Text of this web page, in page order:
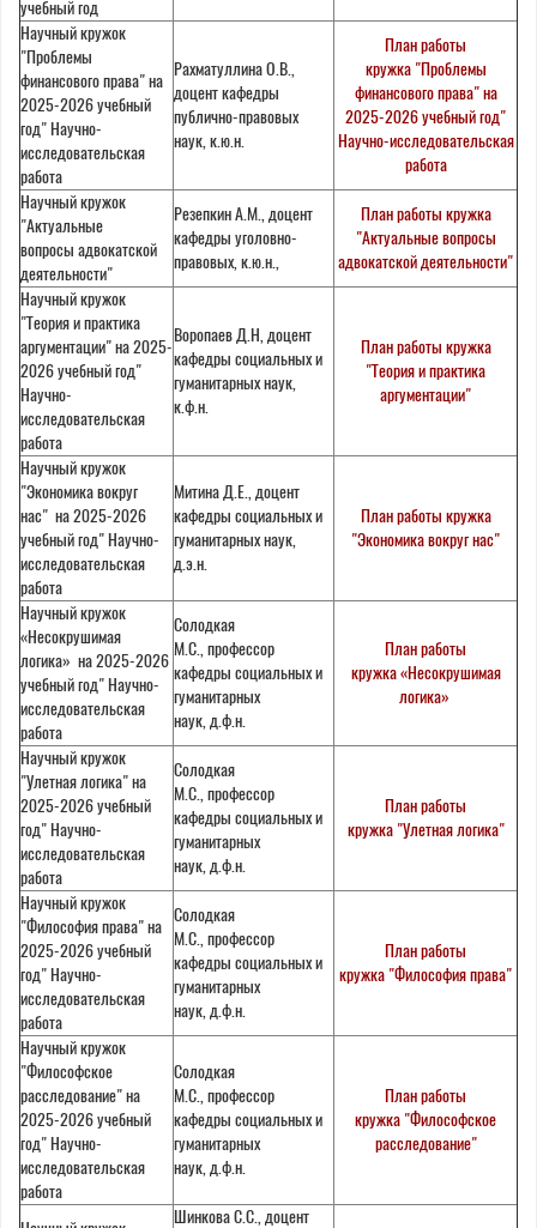
учебный год
Научный кружок
"Проблемы
финансового права" на
2025-2026 учебный
год" Научно-
исследовательская
работа
Рахматуллина О.В.,
доцент кафедры
публично-правовых
наук, к.ю.н.
План работы
кружка "Проблемы
финансового права" на
2025-2026 учебный год"
Научно-исследовательская
работа
Научный кружок
"Актуальные
вопросы адвокатской
деятельности"
Резепкин А.М., доцент
кафедры уголовно-
правовых, к.ю.н.,
План работы кружка
"Актуальные вопросы
адвокатской деятельности"
Научный кружок
"Теория и практика
аргументации" на 2025-
2026 учебный год"
Научно-
исследовательская
работа
Воропаев Д.Н, доцент
кафедры социальных и
гуманитарных наук,
к.ф.н.
План работы кружка
"Теория и практика
аргументации"
Научный кружок
"Экономика вокруг
нас" на 2025-2026
учебный год" Научно-
исследовательская
работа
Митина Д.Е., доцент
кафедры социальных и
гуманитарных наук,
д.э.н.
План работы кружка
"Экономика вокруг нас"
Научный кружок
«Несокрушимая
логика» на 2025-2026
учебный год" Научно-
исследовательская
работа
Солодкая
М.С., профессор
кафедры социальных и
гуманитарных
наук, д.ф.н.
План работы
кружка «Несокрушимая
логика»
Научный кружок
"Улетная логика" на
2025-2026 учебный
год" Научно-
исследовательская
работа
Солодкая
М.С., профессор
кафедры социальных и
гуманитарных
наук, д.ф.н.
План работы
кружка "Улетная логика"
Научный кружок
"Философия права" на
2025-2026 учебный
год" Научно-
исследовательская
работа
Солодкая
М.С., профессор
кафедры социальных и
гуманитарных
наук, д.ф.н.
План работы
кружка "Философия права"
Научный кружок
"Философское
расследование" на
2025-2026 учебный
год" Научно-
исследовательская
работа
Солодкая
М.С., профессор
кафедры социальных и
гуманитарных
наук, д.ф.н.
План работы
кружка "Философское
расследование"
Шинкова С.С., доцент